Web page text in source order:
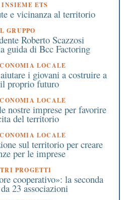
INSIEME ETS
e vicinanza al territorio
GRUPPO
Roberto Scazzosi
guida di Bcc Factoring
LOCALE
i giovani a costruire a
proprio futuro
LOCALE
nostre imprese per favorire
del territorio
LOCALE
sul territorio per creare
per le imprese
PROGETTI
cooperativo»: la seconda
23 associazioni